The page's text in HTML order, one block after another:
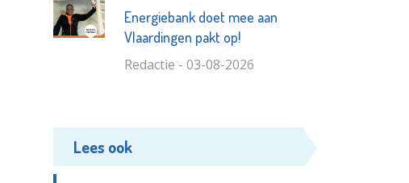
Energiebank doet mee aan
Vlaardingen pakt op!
Redactie - 03-08-2026
Lees ook